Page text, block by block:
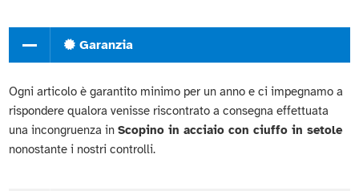
Garanzia
Ogni articolo è garantito minimo per un anno e ci impegnamo a
rispondere qualora venisse riscontrato a consegna effettuata
una incongruenza inScopino in acciaio con ciuffo in setole
nonostante i nostri controlli.